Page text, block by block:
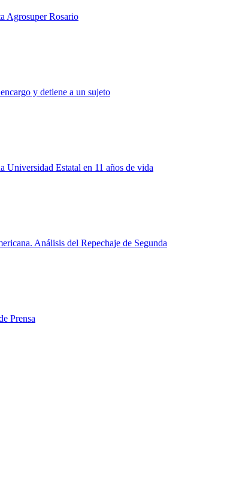
Agrosuper Rosario
y detiene a un sujeto
Universidad Estatal en 11 años de vida
Análisis del Repechaje de Segunda
Prensa